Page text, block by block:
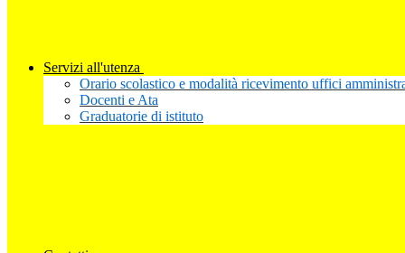
Servizi all'utenza
Orario scolastico e modalità ricevimento uffici
Docenti e Ata
Graduatorie di istituto